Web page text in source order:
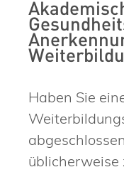
Haben Sie
üblicherweise